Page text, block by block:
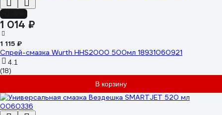
1 014 ₽
1 115 ₽
Спрей-смазка Wurth HHS2000 500мл 18931060921
4.1
(18)
В корзину